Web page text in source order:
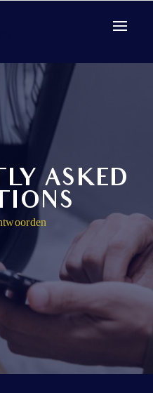
ASKED